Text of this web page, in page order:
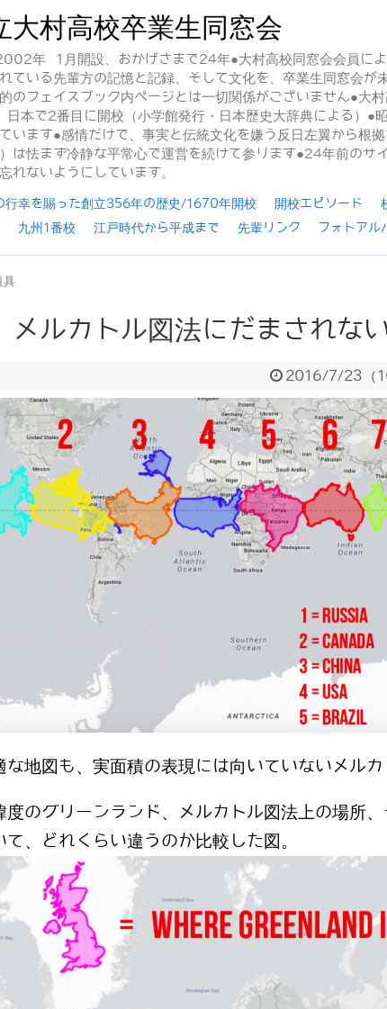
大村高校卒業生同窓会
年 1月開設、おかげさまで24年●大村高校同窓会会員に
ている先輩方の記憶と記録、そして文化を、卒業生同窓会
のフェイスブック内ページとは一切関係がございません●
日本で2番目に開校（小学館発行・日本歴史大辞典による）
います●感情だけで、事実と伝統文化を嫌う反日左翼から根
は怯まず冷静な平常心で運営を続けて参ります●24年前のサ
れないようにしています。
行幸を賜った創立356年の歴史/1670年開校 開校エピソード
九州1番校 江戸時代から平成まで 先輩リンク フォトア
具
メルカトル図法にだまされな
2016/7/23 （
な地図も、実面積の表現には向いていないメルカ
度のグリーンランド、メルカトル図法上の場所
、どれくらい違うのか比較した図。